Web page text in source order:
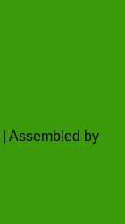
| Assembled by